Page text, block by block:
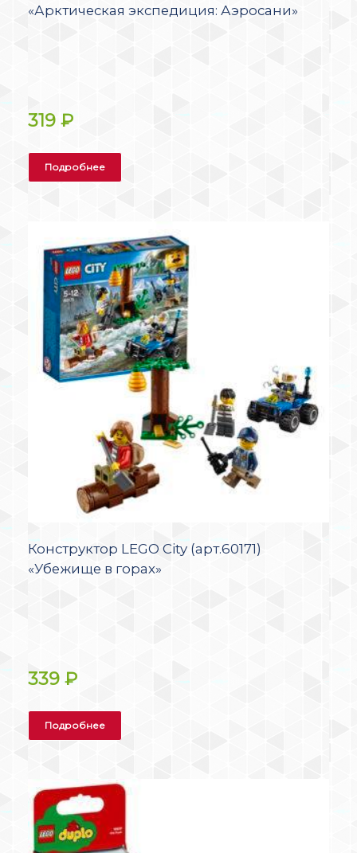
«Арктическая экспедиция: Аэросани»
319 ₽
Подробнее
Конструктор LEGO City (арт.60171)
«Убежище в горах»
339 ₽
Подробнее